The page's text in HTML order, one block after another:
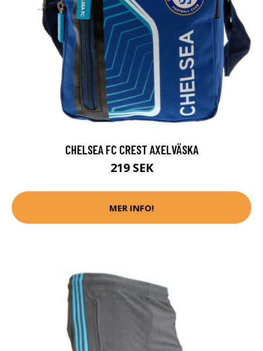
CHELSEA FC CREST AXELVÄSKA
219 SEK
MER INFO!